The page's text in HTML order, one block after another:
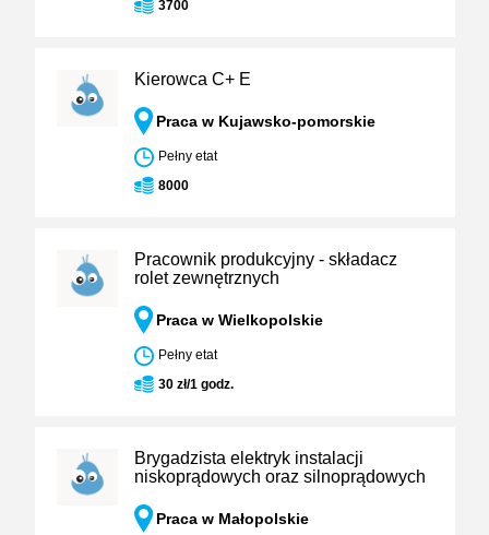
3700
Kierowca C+ E
Praca w Kujawsko-pomorskie
Pełny etat
8000
Pracownik produkcyjny - składacz
rolet zewnętrznych
Praca w Wielkopolskie
Pełny etat
30 zł/1 godz.
Brygadzista elektryk instalacji
niskoprądowych oraz silnoprądowych
Praca w Małopolskie